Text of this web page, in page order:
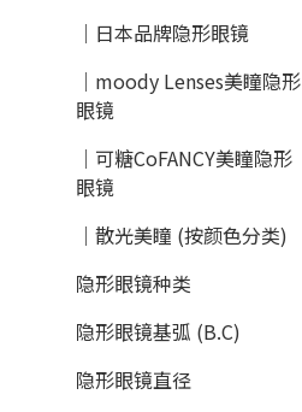
｜日本品牌隐形眼镜
｜moody Lenses美瞳隐形
眼镜
｜可糖CoFANCY美瞳隐形
眼镜
｜散光美瞳 (按颜色分类)
隐形眼镜种类
隐形眼镜基弧 (B.C)
隐形眼镜直径